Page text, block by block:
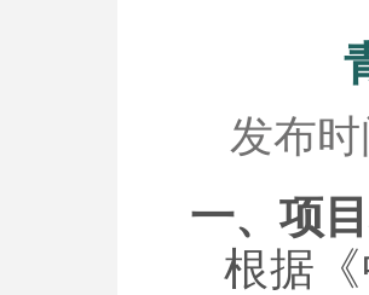
发布时
一、项
根据